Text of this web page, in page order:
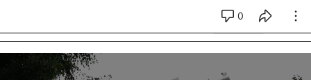
0
시리즈 전체